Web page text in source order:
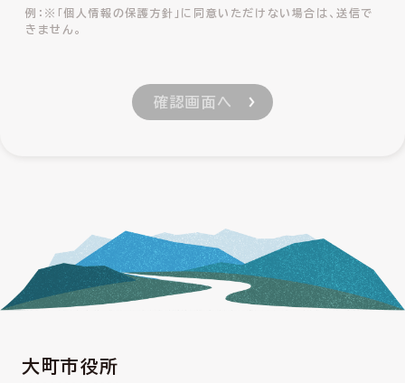
※「個人情報の保護方針」に同意いただけない場合は、送信で
きません。
大町市役所